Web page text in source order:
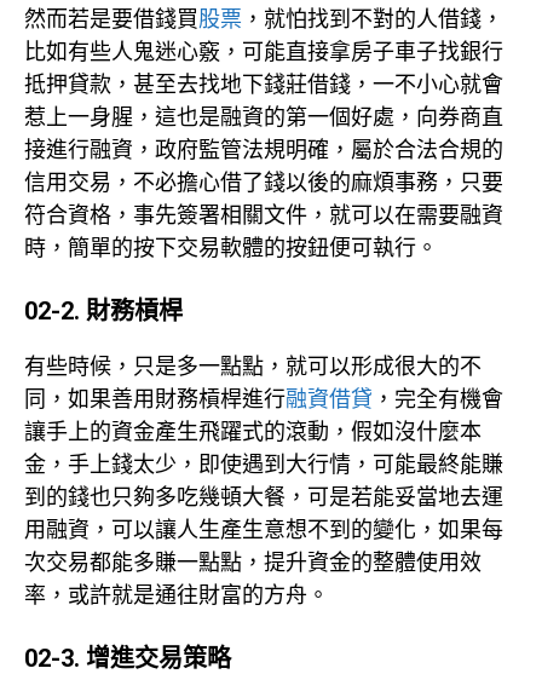
然而若是要借錢買股票 ，就怕找到不對的人借錢，
比如有些人鬼迷心竅，可能直接拿房子車子找銀行
抵押貸款，甚至去找地下錢莊借錢，一不小心就會
惹上一身腥，這也是融資的第一個好處，向券商直
接進行融資，政府監管法規明確，屬於合法合規的
信用交易，不必擔心借了錢以後的麻煩事務，只要
符合資格，事先簽署相關文件，就可以在需要融資
時，簡單的按下交易軟體的按鈕便可執行。
02-2. 財務槓桿
有些時候，只是多一點點，就可以形成很大的不
同，如果善用財務槓桿進行融資借貸 ，完全有機會
讓手上的資金產生飛躍式的滾動，假如沒什麼本
金，手上錢太少，即使遇到大行情，可能最終能賺
到的錢也只夠多吃幾頓大餐，可是若能妥當地去運
用融資，可以讓人生產生意想不到的變化，如果每
次交易都能多賺一點點，提升資金的整體使用效
率，或許就是通往財富的方舟。
02-3. 增進交易策略